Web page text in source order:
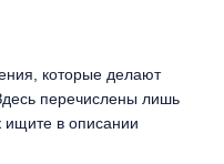
которые делают
перечислены лишь
ищите в описании